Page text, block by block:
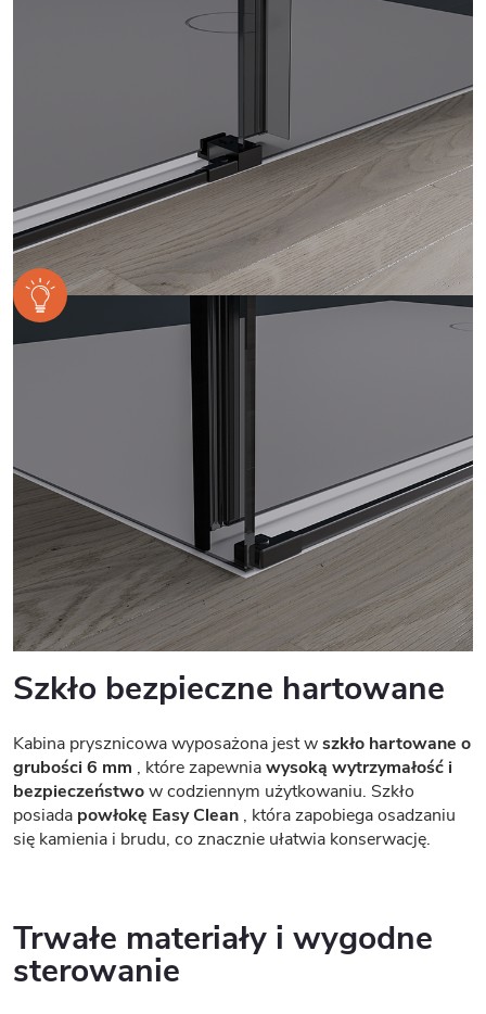
Szkło bezpieczne hartowane
Kabina prysznicowa wyposażona jest wszkło hartowane o
grubości 6 mm , które zapewniawysoką wytrzymałość i
bezpieczeństwow codziennym użytkowaniu. Szkło
posiada powłokę Easy Clean , która zapobiega osadzaniu
się kamienia i brudu, co znacznie ułatwia konserwację.
Trwałe materiały i wygodne
sterowanie